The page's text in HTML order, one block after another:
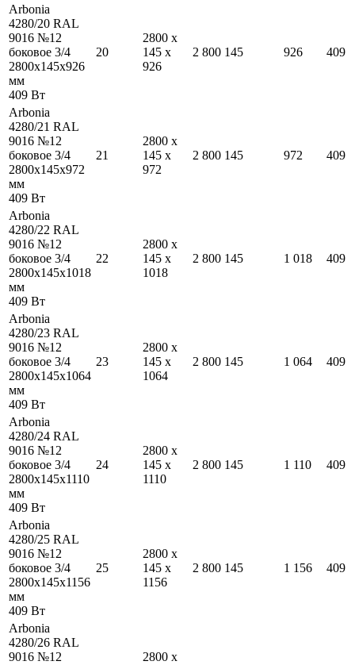
Arbonia
4280/20 RAL
9016 №12
боковое 3/4
2800x145x926
мм
409 Вт
20
2800 x
145 x
926
2 800 145 926 409
Arbonia
4280/21 RAL
9016 №12
боковое 3/4
2800x145x972
мм
409 Вт
21
2800 x
145 x
972
2 800 145 972 409
Arbonia
4280/22 RAL
9016 №12
боковое 3/4
2800x145x1018
мм
409 Вт
22
2800 x
145 x
1018
2 800 145 1 018 409
Arbonia
4280/23 RAL
9016 №12
боковое 3/4
2800x145x1064
мм
409 Вт
23
2800 x
145 x
1064
2 800 145 1 064 409
Arbonia
4280/24 RAL
9016 №12
боковое 3/4
2800x145x1110
мм
409 Вт
24
2800 x
145 x
1110
2 800 145 1 110 409
Arbonia
4280/25 RAL
9016 №12
боковое 3/4
2800x145x1156
мм
409 Вт
25
2800 x
145 x
1156
2 800 145 1 156 409
Arbonia
4280/26 RAL
9016 №12
2800 x